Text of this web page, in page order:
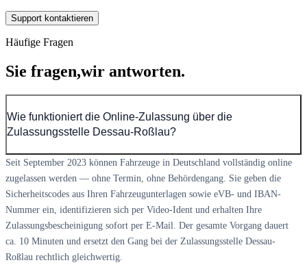
Support kontaktieren
Häufige Fragen
Sie fragen,wir antworten.
Wie funktioniert die Online-Zulassung über die
Zulassungsstelle Dessau-Roßlau?
Seit September 2023 können Fahrzeuge in Deutschland vollständig online
zugelassen werden — ohne Termin, ohne Behördengang. Sie geben die
Sicherheitscodes aus Ihren Fahrzeugunterlagen sowie eVB- und IBAN-
Nummer ein, identifizieren sich per Video-Ident und erhalten Ihre
Zulassungsbescheinigung sofort per E-Mail. Der gesamte Vorgang dauert
ca. 10 Minuten und ersetzt den Gang bei der Zulassungsstelle Dessau-
Roßlau rechtlich gleichwertig.